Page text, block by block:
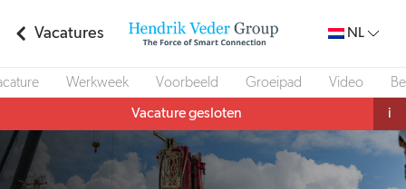
Vacatures NL
Werkweek Voorbeeld Groeipad Video
Vacature gesloten i